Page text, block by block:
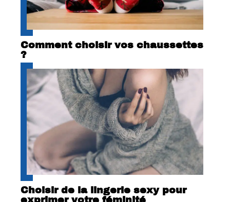
Comment choisir vos chaussettes
?
Choisir de la lingerie sexy pour
exprimer votre féminité